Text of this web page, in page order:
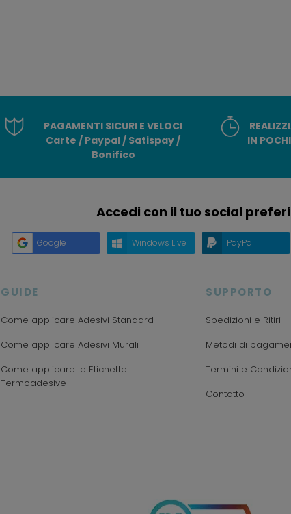
PAGAMENTI SICURI E VELOCI
Carte / Paypal / Satispay /
Bonifico
IN
Accedi con il tuo social
Google Windows Live PayPal
GUIDE
Come applicare Adesivi Standard
Come applicare Adesivi Murali
Come applicare le Etichette
Termoadesive
SUPPORTO
Spedizioni e Ritiri
Metodi di
Termini e
Contatto